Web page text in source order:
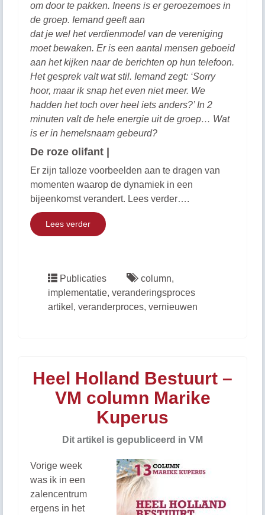
om door te pakken. Ineens is er geroezemoes in
de groep. Iemand geeft aan
dat je wel het verdienmodel van de vereniging
moet bewaken. Er is een aantal mensen geboeid
aan het kijken naar de berichten op hun telefoon.
Het gesprek valt wat stil. Iemand zegt: ‘Sorry
hoor, maar ik snap het even niet meer. We
hadden het toch over heel iets anders?’ In 2
minuten valt de hele energie uit de groep… Wat
is er in hemelsnaam gebeurd?
De roze olifant |
Er zijn talloze voorbeelden aan te dragen van
momenten waarop de dynamiek in een
bijeenkomst verandert. Lees verder….
Lees verder
Publicaties column,
implementatie, veranderingsproces
artikel , veranderproces, vernieuwen
Heel Holland Bestuurt –
VM column Marike
Kuperus
Dit artikel is gepubliceerd in VM
Vorige week
was ik in een
zalencentrum
ergens in het